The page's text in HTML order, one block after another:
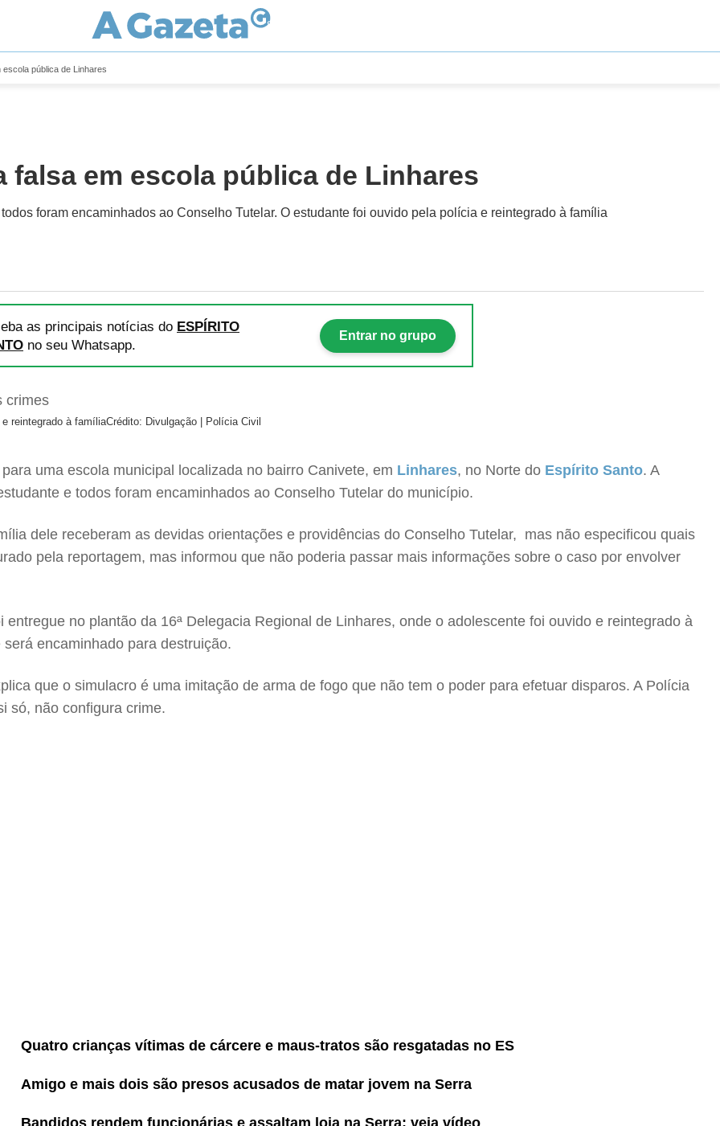
pública de Linhares
falsa em escola pública de Linhares
foram encaminhados ao Conselho Tutelar. O estudante foi ouvido pela polícia e reintegrado à família
as principais notícias do ESPÍRITO
no seu Whatsapp.
Entrar no grupo
reintegrado à famíliaCrédito: Divulgação | Polícia Civil
uma escola municipal localizada no bairro Canivete, em Linhares, no Norte do Espírito Santo. A
e todos foram encaminhados ao Conselho Tutelar do município.
dele receberam as devidas orientações e providências do Conselho Tutelar, mas não especificou quais
pela reportagem, mas informou que não poderia passar mais informações sobre o caso por envolver
no plantão da 16ª Delegacia Regional de Linhares, onde o adolescente foi ouvido e reintegrado à
encaminhado para destruição.
que o simulacro é uma imitação de arma de fogo que não tem o poder para efetuar disparos. A Polícia
só, não configura crime.
Quatro crianças vítimas de cárcere e maus-tratos são resgatadas no ES
Amigo e mais dois são presos acusados de matar jovem na Serra
Bandidos rendem funcionárias e assaltam loja na Serra; veja vídeo